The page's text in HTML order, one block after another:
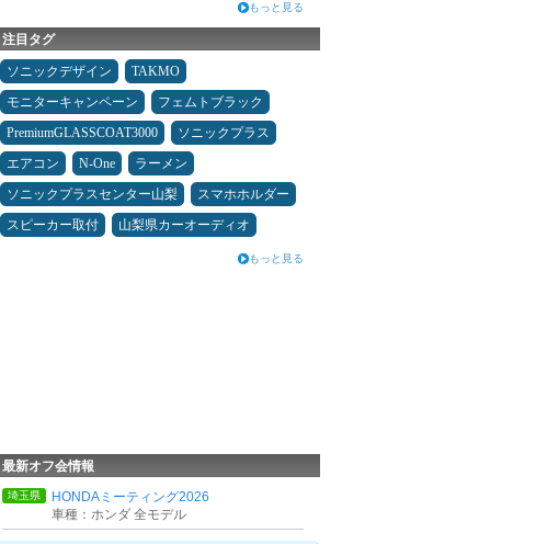
もっと見る
注目タグ
ソニックデザイン
TAKMO
モニターキャンペーン
フェムトブラック
PremiumGLASSCOAT3000
ソニックプラス
エアコン
N-One
ラーメン
ソニックプラスセンター山梨
スマホホルダー
スピーカー取付
山梨県カーオーディオ
もっと見る
最新オフ会情報
埼玉県
HONDAミーティング2026
車種：ホンダ 全モデル